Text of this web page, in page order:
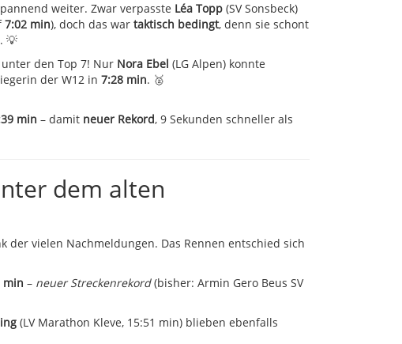
weiter. Zwar verpasste Léa Topp (SV Sonsbeck)
7:02 min), doch das war taktisch bedingt, denn sie schont
💡
unter den Top 7! Nur Nora Ebel (LG Alpen) konnte
der W12 in 7:28 min. 🥈
min – damit neuer Rekord, 9 Sekunden schneller als
dem alten
der vielen Nachmeldungen. Das Rennen entschied sich
min – neuer Streckenrekord(bisher: Armin Gero Beus SV
(LV Marathon Kleve, 15:51 min) blieben ebenfalls